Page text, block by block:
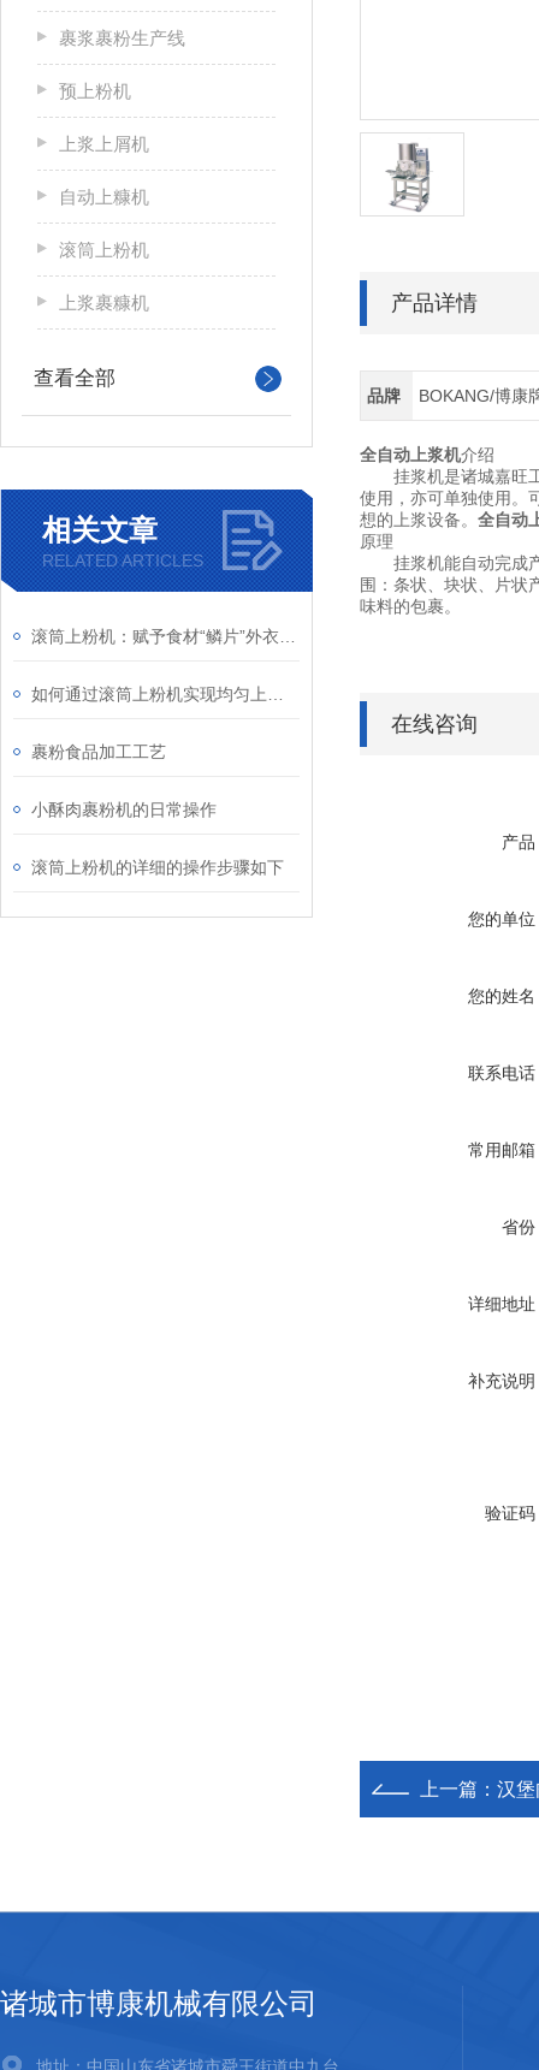
裹浆裹粉生产线
预上粉机
上浆上屑机
自动上糠机
滚筒上粉机
上浆裹糠机
查看全部
相关文章
RELATED ARTICLES
裹粉食品加工工艺
小酥肉裹粉机的日常操作
滚筒上粉机的详细的操作步骤如下
产品详情
品牌 BOKANG/博康
全自动上浆机介绍
挂浆机是诸城嘉旺工
使用，亦可单独使用。
想的上浆设备。 全自动
原理
挂浆机能自动完成产
围：条状、块状、片状
味料的包裹。
在线咨询
产品
您的单位
您的姓名
联系电话
常用邮箱
省份
详细地址
补充说明
验证码
上一篇： 汉
诸城市博康机械有限公司